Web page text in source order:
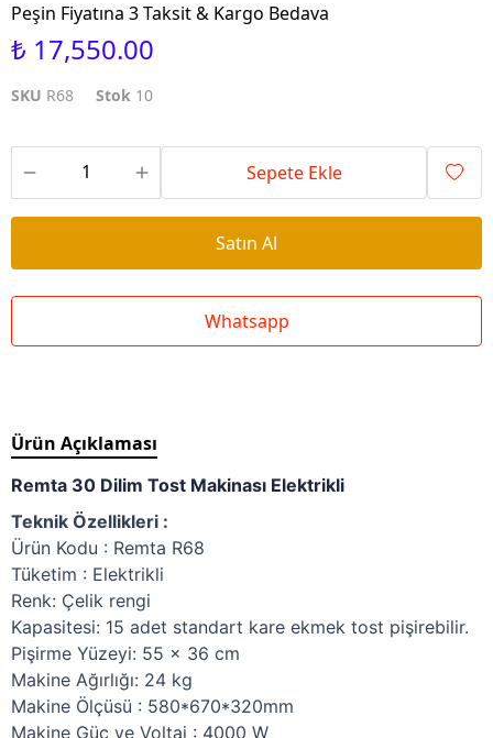
Peşin Fiyatına 3 Taksit & Kargo Bedava
₺ 17,550.00
SKU R68 Stok 10
Sepete Ekle
Satın Al
Whatsapp
Ürün Açıklaması
Remta 30 Dilim Tost Makinası Elektrikli
Teknik Özellikleri :
Ürün Kodu : Remta R68
Tüketim : Elektrikli
Renk: Çelik rengi
Kapasitesi: 15 adet standart kare ekmek tost pişirebilir.
Pişirme Yüzeyi: 55 x 36 cm
Makine Ağırlığı: 24 kg
Makine Ölçüsü : 580*670*320mm
Makine Güç ve Voltaj : 4000 W